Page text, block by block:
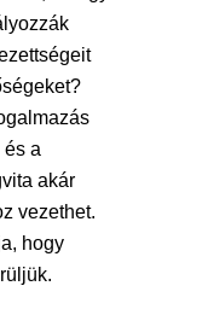
a
akár
vezethet.
hogy